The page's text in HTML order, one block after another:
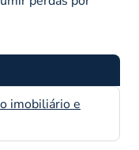
imobiliário e